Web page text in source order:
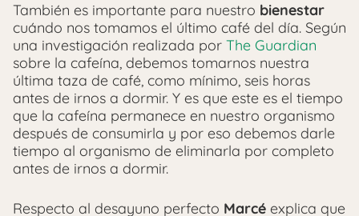
También es importante para nuestro bienestar
cuándo nos tomamos el último café del día. Según
una investigación realizada por The Guardian
sobre la cafeína, debemos tomarnos nuestra
última taza de café, como mínimo, seis horas
antes de irnos a dormir. Y es que este es el tiempo
que la cafeína permanece en nuestro organismo
después de consumirla y por eso debemos darle
tiempo al organismo de eliminarla por completo
antes de irnos a dormir.
Respecto al desayuno perfecto Marcé explica que